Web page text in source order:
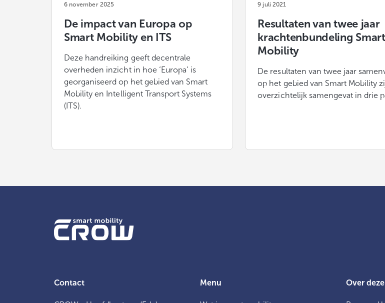
6 november 2025
De impact van Europa op
Smart Mobility en ITS
Deze handreiking geeft decentrale
overheden inzicht in hoe ‘Europa’ is
georganiseerd op het gebied van Smart
Mobility en Intelligent Transport Systems
(ITS).
9 juli 2021
Resultaten van twee jaar
krachtenbundeling Smart
Mobility
De resultaten van twee jaar
op het gebied van Smart Mobility
overzichtelijk samengevat in drie
Contact Menu Over